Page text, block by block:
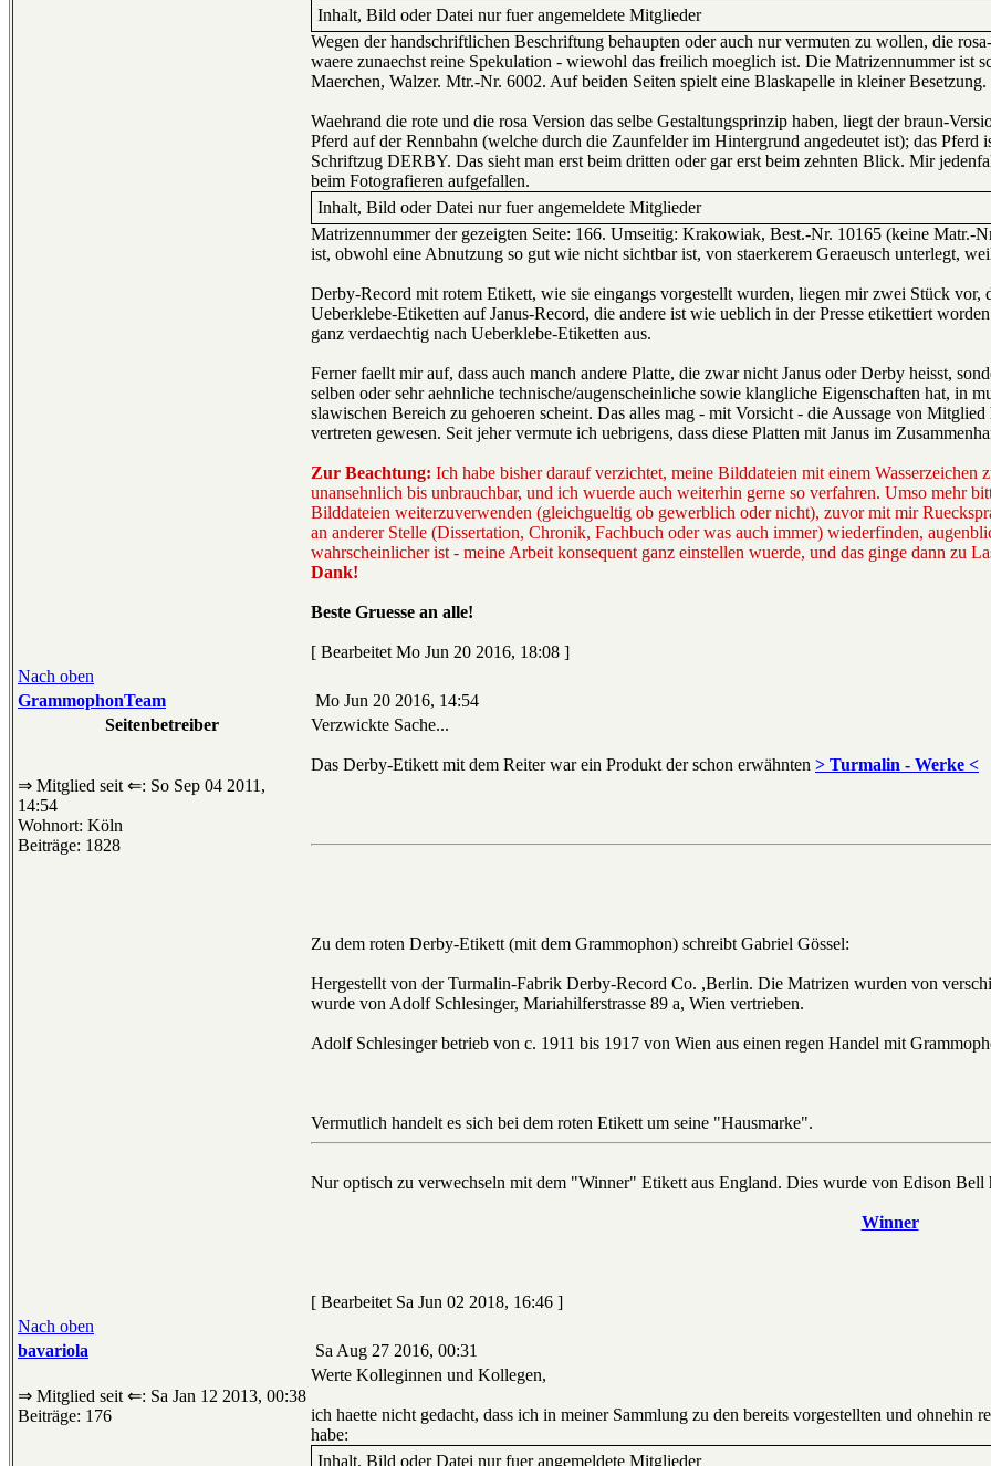
Inhalt, Bild oder Datei nur fuer angemeldete Mitglieder
Wegen der handschriftlichen Beschriftung behaupten oder auch nur vermuten zu wollen, die
waere zunaechst reine Spekulation - wiewohl das freilich moeglich ist. Die Matrizennummer ist
Maerchen, Walzer. Mtr.-Nr. 6002. Auf beiden Seiten spielt eine Blaskapelle in kleiner
Waehrand die rote und die rosa Version das selbe Gestaltungsprinzip haben, liegt der braun-
Pferd auf der Rennbahn (welche durch die Zaunfelder im Hintergrund angedeutet ist); das Pferd
Schriftzug DERBY. Das sieht man erst beim dritten oder gar erst beim zehnten Blick. Mir
beim Fotografieren aufgefallen.
Inhalt, Bild oder Datei nur fuer angemeldete Mitglieder
Matrizennummer der gezeigten Seite: 166. Umseitig: Krakowiak, Best.-Nr. 10165 (keine Matr.-
ist, obwohl eine Abnutzung so gut wie nicht sichtbar ist, von staerkerem Geraeusch unterlegt,
Derby-Record mit rotem Etikett, wie sie eingangs vorgestellt wurden, liegen mir zwei Stück vor,
Ueberklebe-Etiketten auf Janus-Record, die andere ist wie ueblich in der Presse etikettiert
ganz verdaechtig nach Ueberklebe-Etiketten aus.
Ferner faellt mir auf, dass auch manch andere Platte, die zwar nicht Janus oder Derby heisst,
selben oder sehr aehnliche technische/augenscheinliche sowie klangliche Eigenschaften hat, in
slawischen Bereich zu gehoeren scheint. Das alles mag - mit Vorsicht - die Aussage von
vertreten gewesen. Seit jeher vermute ich uebrigens, dass diese Platten mit Janus im
Zur Beachtung: Ich habe bisher darauf verzichtet, meine Bilddateien mit einem Wasserzeichen
unansehnlich bis unbrauchbar, und ich wuerde auch weiterhin gerne so verfahren. Umso mehr
Bilddateien weiterzuverwenden (gleichgueltig ob gewerblich oder nicht), zuvor mit mir
an anderer Stelle (Dissertation, Chronik, Fachbuch oder was auch immer) wiederfinden,
wahrscheinlicher ist - meine Arbeit konsequent ganz einstellen wuerde, und das ginge dann zu
Dank!
Beste Gruesse an alle!
[ Bearbeitet Mo Jun 20 2016, 18:08 ]
Nach oben
GrammophonTeam
Mo Jun 20 2016, 14:54
Seitenbetreiber
⇒ Mitglied seit ⇐: So Sep 04 2011,
14:54
Wohnort: Köln
Beiträge: 1828
Verzwickte Sache...
Das Derby-Etikett mit dem Reiter war ein Produkt der schon erwähnten > Turmalin - Werke <
Zu dem roten Derby-Etikett (mit dem Grammophon) schreibt Gabriel Gössel:
Hergestellt von der Turmalin-Fabrik Derby-Record Co. ,Berlin. Die Matrizen wurden von
wurde von Adolf Schlesinger, Mariahilferstrasse 89 a, Wien vertrieben.
Adolf Schlesinger betrieb von c. 1911 bis 1917 von Wien aus einen regen Handel mit
Vermutlich handelt es sich bei dem roten Etikett um seine "Hausmarke".
Nur optisch zu verwechseln mit dem "Winner" Etikett aus England. Dies wurde von Edison
Winner
[ Bearbeitet Sa Jun 02 2018, 16:46 ]
Nach oben
bavariola
Sa Aug 27 2016, 00:31
⇒ Mitglied seit ⇐: Sa Jan 12 2013, 00:38
Beiträge: 176
Werte Kolleginnen und Kollegen,
ich haette nicht gedacht, dass ich in meiner Sammlung zu den bereits vorgestellten und ohnehin
habe:
Inhalt, Bild oder Datei nur fuer angemeldete Mitglieder